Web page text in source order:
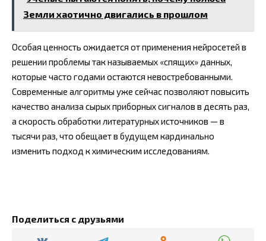
Земли хаотично двигались в прошлом
Особая ценность ожидается от применения нейросетей в
решении проблемы так называемых «спящих» данных,
которые часто годами остаются невостребованными.
Современные алгоритмы уже сейчас позволяют повысить
качество анализа сырых приборных сигналов в десять раз,
а скорость обработки литературных источников — в
тысячи раз, что обещает в будущем кардинально
изменить подход к химическим исследованиям.
Поделиться с друзьями